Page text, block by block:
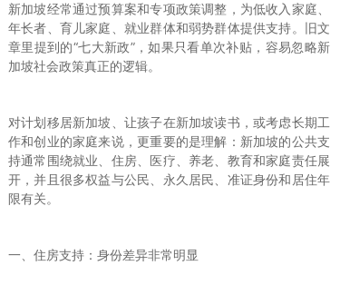
新加坡经常通过预算案和专项政策调整，为低收入家庭、
年长者、育儿家庭、就业群体和弱势群体提供支持。旧文
章里提到的“七大新政”，如果只看单次补贴，容易忽略新
加坡社会政策真正的逻辑。
对计划移居新加坡、让孩子在新加坡读书，或考虑长期工
作和创业的家庭来说，更重要的是理解：新加坡的公共支
持通常围绕就业、住房、医疗、养老、教育和家庭责任展
开，并且很多权益与公民、永久居民、准证身份和居住年
限有关。
一、住房支持：身份差异非常明显